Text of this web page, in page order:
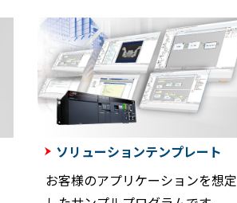
ソリューションテンプレート
お客様のアプリケーションを想定